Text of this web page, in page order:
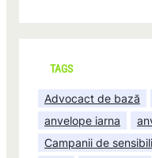
TAGS
Advocact de bază
anvelope iarna
Campanii de